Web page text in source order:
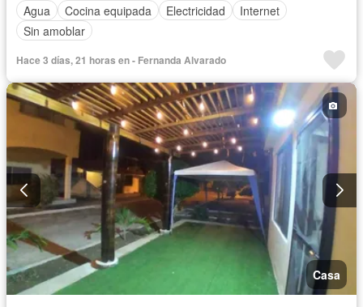
Agua
Cocina equipada Electricidad
Internet
Sin amoblar
Hace 3 días, 21 horas en - Fernanda Alvarado
Casa